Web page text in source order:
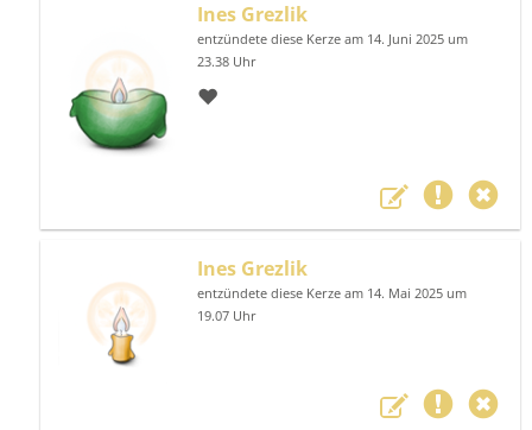
Ines Grezlik
entzündete diese Kerze am 14. Juni 2025 um
23.38 Uhr
❤️
Ines Grezlik
entzündete diese Kerze am 14. Mai 2025 um
19.07 Uhr